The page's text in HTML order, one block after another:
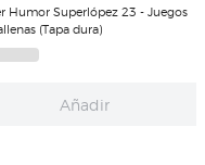
Humor Superlópez 23 - Juegos
de ballenas (Tapa dura)
Añadir